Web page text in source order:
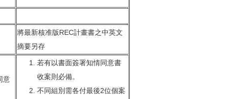
將最新核准版REC計畫書之中英文
摘要另存
意
若有以書面簽署知情同意書
收案則必備。
不同組別需各付最後2位個案